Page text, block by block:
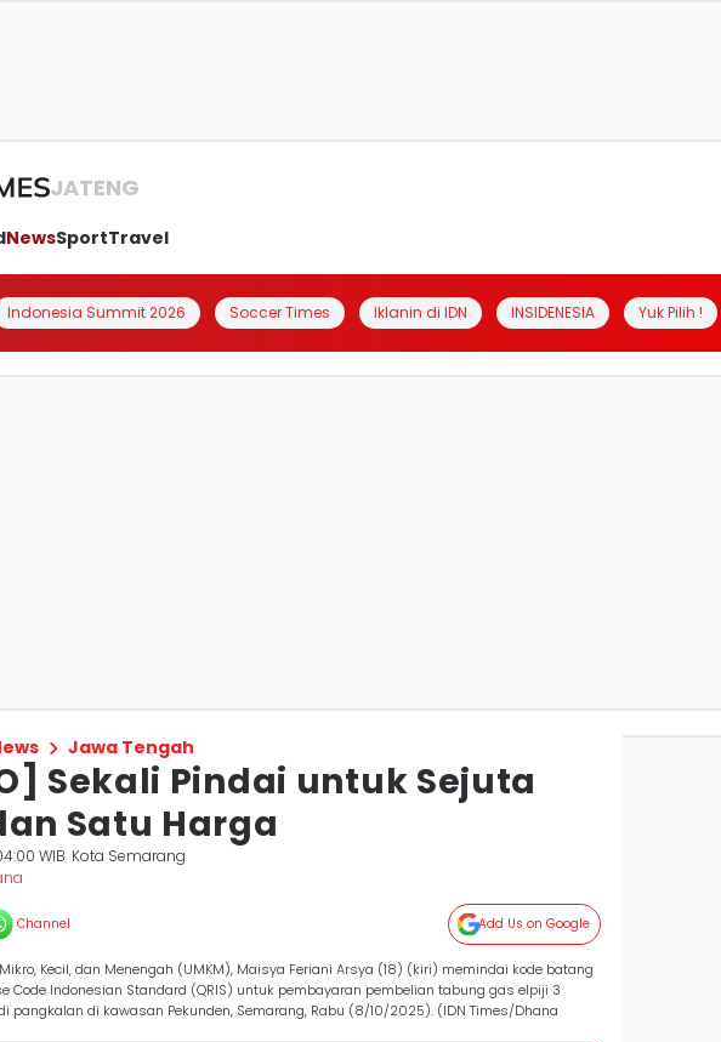
JATENG
NewsSportTravel
Indonesia Summit 2026 Soccer Times Iklanin di IDN INSIDENESIA Yuk Pilih !
Jawa Tengah
Sekali Pindai untuk Sejuta
Satu Harga
WIB Kota Semarang
Channel Add Us on Google
Kecil, dan Menengah (UMKM), Maisya Feriani Arsya (18) (kiri) memindai kode batang
Code Indonesian Standard (QRIS) untuk pembayaran pembelian tabung gas elpiji 3
pangkalan di kawasan Pekunden, Semarang, Rabu (8/10/2025). (IDN Times/Dhana